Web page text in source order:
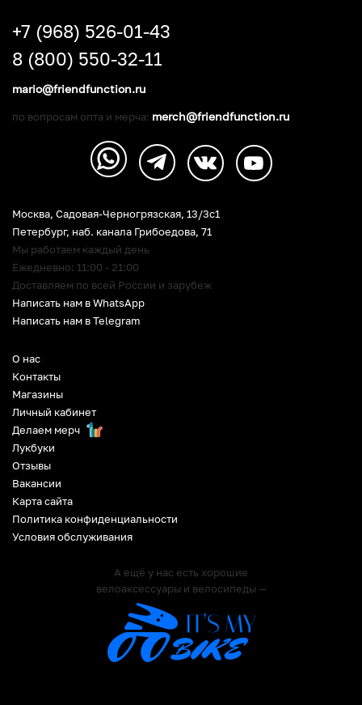
О нас
Контакты
Магазины
Личный кабинет
Делаем мерч
Лукбуки
Отзывы
Вакансии
Карта сайта
Политика конфиденциальности
Условия обслуживания
А ещё у нас есть хорошие
велоаксессуары и велосипеды —
Москва, Садовая-Черногрязская, 13/3c1
Петербург, наб. канала Грибоедова, 71
Мы работаем каждый день
Ежедневно: 11:00 - 21:00
Доставляем по всей России и зарубеж
Написать нам в WhatsApp
Написать нам в Telegram
+7 (968) 526-01-43
8 (800) 550-32-11
mario@friendfunction.ru
по вопросам опта и мерча: merch@friendfunction.ru